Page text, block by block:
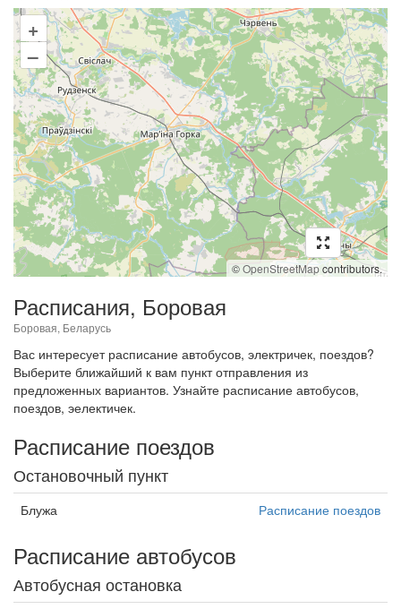
+
–
©OpenStreetMapcontributors.
Расписания, Боровая
Боровая, Беларусь
Вас интересует расписание автобусов, электричек, поездов?
Выберите ближайший к вам пункт отправления из
предложенных вариантов. Узнайте расписание автобусов,
поездов, эелектичек.
Расписание поездов
Остановочный пункт
Блужа Расписание поездов
Расписание автобусов
Автобусная остановка